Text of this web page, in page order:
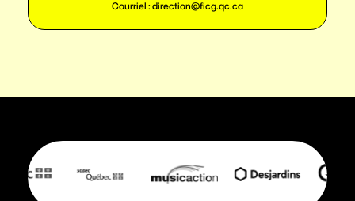
Courriel : direction@ficg.qc.ca